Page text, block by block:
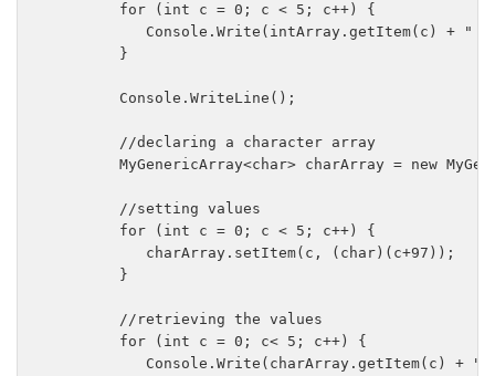
         for (int c = 0; c < 5; c++) {
Console.Write(intArray.getItem(c) + "
         }
         Console.WriteLine();
         //declaring a character array
MyGenericArray<char> charArray = new
         //setting values
         for (int c = 0; c < 5; c++) {
            charArray.setItem(c, (char)(c+97));
         }
         //retrieving the values
         for (int c = 0; c< 5; c++) {
Console.Write(charArray.getItem(c) + "